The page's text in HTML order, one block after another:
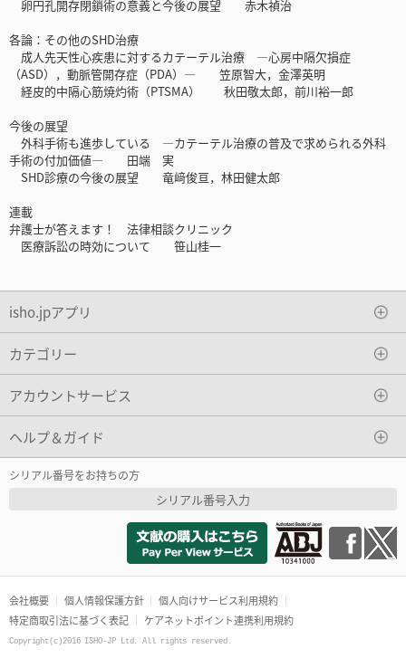
卵円孔開存閉鎖術の意義と今後の展望 赤木禎治
各論：その他のSHD治療
成人先天性心疾患に対するカテーテル治療 ―心房中隔欠損症
（ASD），動脈管開存症（PDA）― 笠原智大，金澤英明
経皮的中隔心筋焼灼術（PTSMA） 秋田敬太郎，前川裕一郎
今後の展望
外科手術も進歩している ―カテーテル治療の普及で求められる外科
手術の付加価値― 田端 実
SHD診療の今後の展望 竜﨑俊亘，林田健太郎
連載
弁護士が答えます！ 法律相談クリニック
医療訴訟の時効について 笹山桂一
isho.jpアプリ
カテゴリー
アカウントサービス
ヘルプ＆ガイド
シリアル番号をお持ちの方
シリアル番号入力
会社概要 個人情報保護方針
個人向けサービス利用規約
特定商取引法に基づく表記
ケアネットポイント連携利用規約
Copyright(c)2016 ISHO-JP Ltd. All rights reserved.